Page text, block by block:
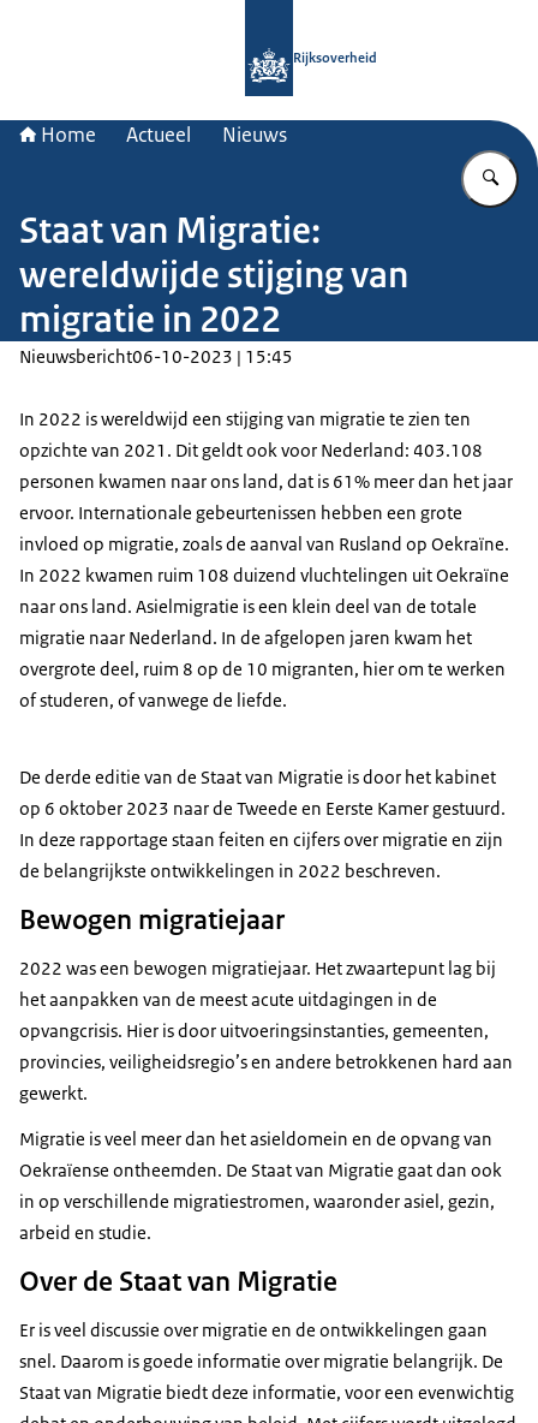
Rijksoverheid
Home Actueel Nieuws
Staat van Migratie:
wereldwijde stijging van
migratie in 2022
Nieuwsbericht06-10-2023 | 15:45
In 2022 is wereldwijd een stijging van migratie te zien ten
opzichte van 2021. Dit geldt ook voor Nederland: 403.108
personen kwamen naar ons land, dat is 61% meer dan het jaar
ervoor. Internationale gebeurtenissen hebben een grote
invloed op migratie, zoals de aanval van Rusland op Oekraïne.
In 2022 kwamen ruim 108 duizend vluchtelingen uit Oekraïne
naar ons land. Asielmigratie is een klein deel van de totale
migratie naar Nederland. In de afgelopen jaren kwam het
overgrote deel, ruim 8 op de 10 migranten, hier om te werken
of studeren, of vanwege de liefde.
De derde editie van de Staat van Migratie is door het kabinet
op 6 oktober 2023 naar de Tweede en Eerste Kamer gestuurd.
In deze rapportage staan feiten en cijfers over migratie en zijn
de belangrijkste ontwikkelingen in 2022 beschreven.
Bewogen migratiejaar
2022 was een bewogen migratiejaar. Het zwaartepunt lag bij
het aanpakken van de meest acute uitdagingen in de
opvangcrisis. Hier is door uitvoeringsinstanties, gemeenten,
provincies, veiligheidsregio’s en andere betrokkenen hard aan
gewerkt.
Migratie is veel meer dan het asieldomein en de opvang van
Oekraïense ontheemden. De Staat van Migratie gaat dan ook
in op verschillende migratiestromen, waaronder asiel, gezin,
arbeid en studie.
Over de Staat van Migratie
Er is veel discussie over migratie en de ontwikkelingen gaan
snel. Daarom is goede informatie over migratie belangrijk. De
Staat van Migratie biedt deze informatie, voor een evenwichtig